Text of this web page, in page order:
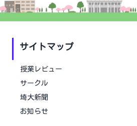
サイトマップ
授業レビュー
サークル
埼大新聞
お知らせ